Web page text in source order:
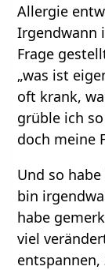
Allergie
Irgendwann
Frage
„was ist
oft krank,
grüble ich
doch meine
Und so
bin
habe
viel